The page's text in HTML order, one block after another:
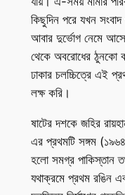
কিছুদিন পরে যখন সংবাদ
আবার দুর্ভোগ নেমে
থেকে অবরোধের ঠুনকো
ঢাকার চলচ্চিত্রে এই
লক্ষ করি।
ষাটের দশকে জহির
এর প্রথমটি সঙ্গম
হলো সমগ্র পাকিস্তান
যথাক্রমে প্রথম রঙিন